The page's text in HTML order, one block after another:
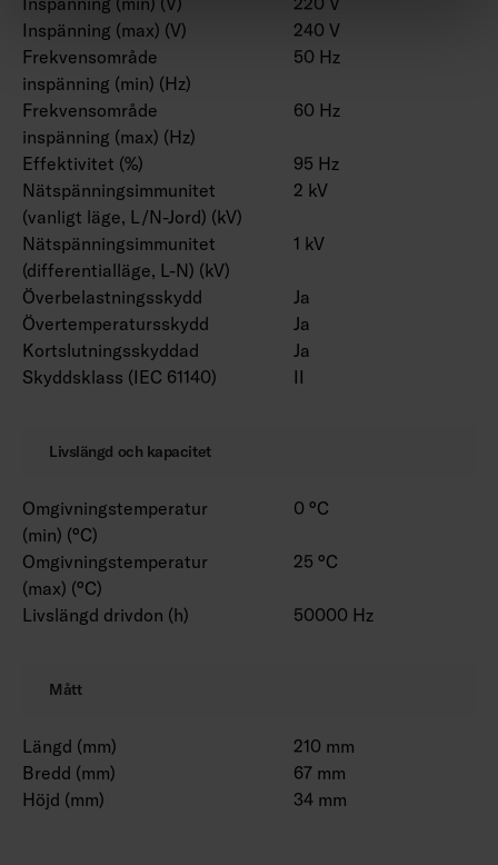
Inspänning (max) (V)
240 V
Frekvensområde
inspänning (min) (Hz)
50 Hz
Frekvensområde
inspänning (max) (Hz)
60 Hz
Effektivitet (%)
95 Hz
Nätspänningsimmunitet
(vanligt läge, L/N-Jord) (kV)
2 kV
Nätspänningsimmunitet
(differentialläge, L-N) (kV)
1 kV
Överbelastningsskydd
Ja
Övertemperatursskydd
Ja
Kortslutningsskyddad
Ja
Skyddsklass (IEC 61140)
II
Livslängd och kapacitet
Omgivningstemperatur
(min) (°C)
0 °C
Omgivningstemperatur
(max) (°C)
25 °C
Livslängd drivdon (h) 50000 Hz
Mått
Längd (mm)
210 mm
Bredd (mm)
67 mm
Höjd (mm)
34 mm